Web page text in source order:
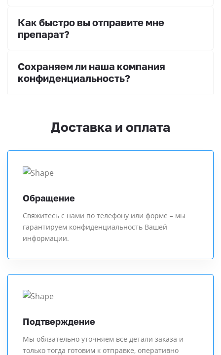
Как быстро вы отправите мне
препарат?
Сохраняем ли наша компания
конфиденциальность?
Доставка и оплата
Обращение
Свяжитесь с нами по телефону или форме – мы
гарантируем конфиденциальность Вашей
информации.
Подтверждение
Мы обязательно уточняем все детали заказа и
только тогда готовим к отправке, оперативно